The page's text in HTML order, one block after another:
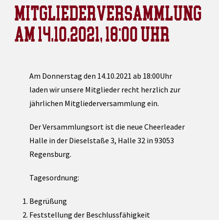
MITGLIEDERVERSAMMLUNG
AM 14.10.2021, 18:00 UHR
Am Donnerstag den 14.10.2021 ab 18:00Uhr
laden wir unsere Mitglieder recht herzlich zur
jährlichen Mitgliederversammlung ein.
Der Versammlungsort ist die neue Cheerleader
Halle in der Dieselstaße 3, Halle 32 in 93053
Regensburg.
Tagesordnung:
Begrüßung
Feststellung der Beschlussfähigkeit